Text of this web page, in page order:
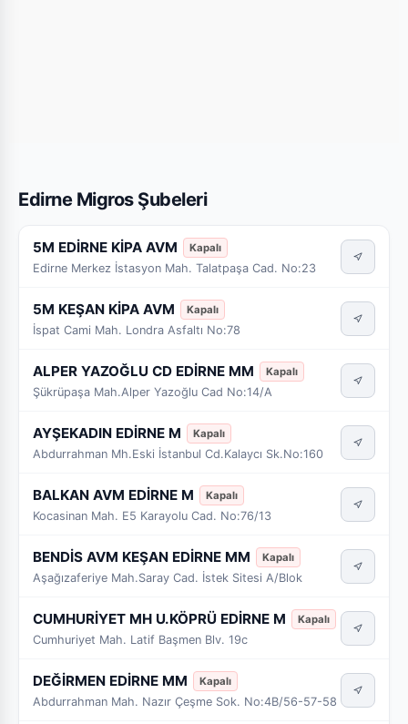
Edirne Migros Şubeleri
5M EDİRNE KİPA AVM Kapalı
Edirne Merkez İstasyon Mah. Talatpaşa Cad. No:23
5M KEŞAN KİPA AVM Kapalı
İspat Cami Mah. Londra Asfaltı No:78
ALPER YAZOĞLU CD EDİRNE MM Kapalı
Şükrüpaşa Mah.Alper Yazoğlu Cad No:14/A
AYŞEKADIN EDİRNE M Kapalı
Abdurrahman Mh.Eski İstanbul Cd.Kalaycı Sk.No:160
BALKAN AVM EDİRNE M Kapalı
Kocasinan Mah. E5 Karayolu Cad. No:76/13
BENDİS AVM KEŞAN EDİRNE MM Kapalı
Aşağızaferiye Mah.Saray Cad. İstek Sitesi A/Blok
CUMHURİYET MH U.KÖPRÜ EDİRNE M Kapalı
Cumhuriyet Mah. Latif Başmen Blv. 19c
DEĞİRMEN EDİRNE MM Kapalı
Abdurrahman Mah. Nazır Çeşme Sok. No:4B/56-57-58